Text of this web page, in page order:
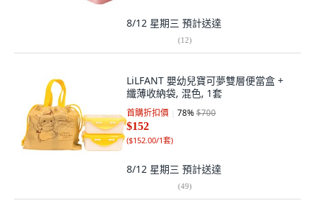
8/12 星期三 預計送達
(12)
LiLFANT 嬰幼兒寶可夢雙層便當盒 +
纖薄收納袋, 混色, 1套
首購折扣價 78%$700
$152
($152.00/1套)
8/12 星期三 預計送達
(49)